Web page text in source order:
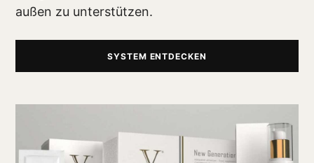
außen zu unterstützen.
SYSTEM ENTDECKEN